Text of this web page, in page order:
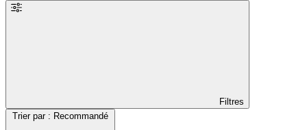
Filtres